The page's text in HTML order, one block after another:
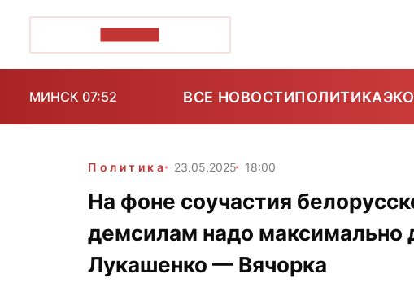
МИНСК 07:52 ВСЕ НОВОСТИПОЛИТИКА
Политика 23.05.2025 18:00
На фоне соучастия
демсилам надо максимально
Лукашенко — Вячорка